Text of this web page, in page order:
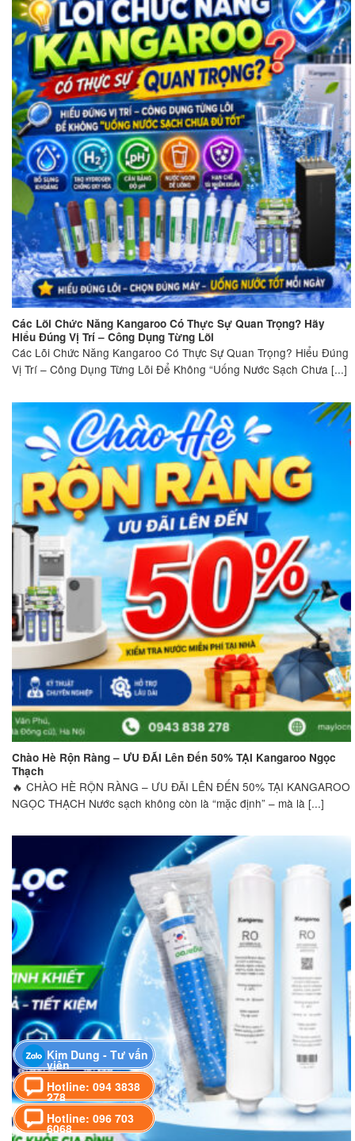
Các Lõi Chức Năng Kangaroo Có Thực Sự Quan Trọng? Hãy
Hiểu Đúng Vị Trí – Công Dụng Từng Lõi
Các Lõi Chức Năng Kangaroo Có Thực Sự Quan Trọng? Hiểu Đúng
Vị Trí – Công Dụng Từng Lõi Để Không “Uống Nước Sạch Chưa [...]
Chào Hè Rộn Ràng – ƯU ĐÃI Lên Đến 50% TẠI Kangaroo Ngọc
Thạch
🔥 CHÀO HÈ RỘN RÀNG – ƯU ĐÃI LÊN ĐẾN 50% TẠI KANGAROO
NGỌC THẠCH Nước sạch không còn là “mặc định” – mà là [...]
Kim Dung - Tư vấn
viên
Hotline: 094 3838
278
Hotline: 096 703
6068